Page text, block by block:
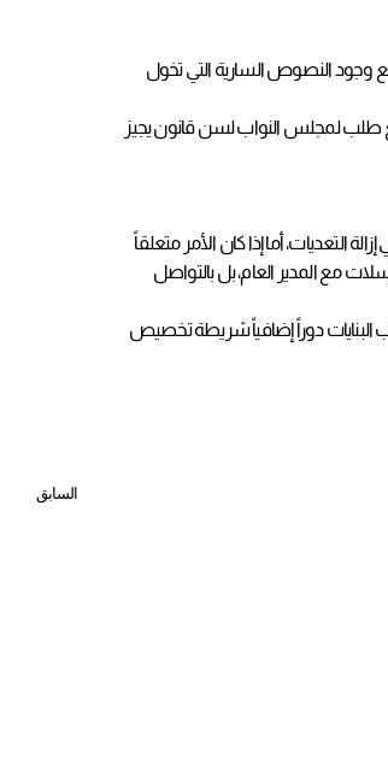
وجود النصوص السارية التي تخول
طلب لمجلس النواب لسن قانون يجيز
التعديات، أما إذا كان الأمر متعلقاً
مع المدير العام، بل بالتواصل
البنايات دوراً إضافياً شريطة تخصيص
السابق